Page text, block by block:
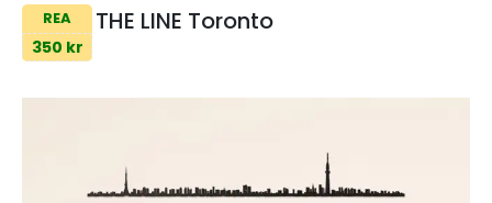
REA
350 kr
THE LINE Toronto